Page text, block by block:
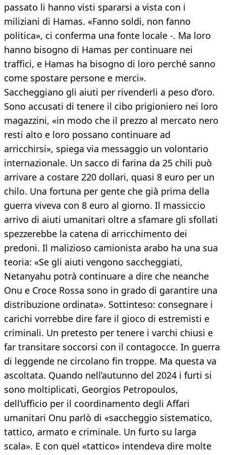
passato li hanno visti spararsi a vista con i
miliziani di Hamas. «Fanno soldi, non fanno
politica», ci conferma una fonte locale -. Ma loro
hanno bisogno di Hamas per continuare nei
traffici, e Hamas ha bisogno di loro perché sanno
come spostare persone e merci».
Saccheggiano gli aiuti per rivenderli a peso d’oro.
Sono accusati di tenere il cibo prigioniero nei loro
magazzini, «in modo che il prezzo al mercato nero
resti alto e loro possano continuare ad
arricchirsi», spiega via messaggio un volontario
internazionale. Un sacco di farina da 25 chili può
arrivare a costare 220 dollari, quasi 8 euro per un
chilo. Una fortuna per gente che già prima della
guerra viveva con 8 euro al giorno. Il massiccio
arrivo di aiuti umanitari oltre a sfamare gli sfollati
spezzerebbe la catena di arricchimento dei
predoni. Il malizioso camionista arabo ha una sua
teoria: «Se gli aiuti vengono saccheggiati,
Netanyahu potrà continuare a dire che neanche
Onu e Croce Rossa sono in grado di garantire una
distribuzione ordinata». Sottinteso: consegnare i
carichi vorrebbe dire fare il gioco di estremisti e
criminali. Un pretesto per tenere i varchi chiusi e
far transitare soccorsi con il contagocce. In guerra
di leggende ne circolano fin troppe. Ma questa va
ascoltata. Quando nell’autunno del 2024 i furti si
sono moltiplicati, Georgios Petropoulos,
dell’ufficio per il coordinamento degli Affari
umanitari Onu parlò di «saccheggio sistematico,
tattico, armato e criminale. Un furto su larga
scala». E con quel «tattico» intendeva dire molte